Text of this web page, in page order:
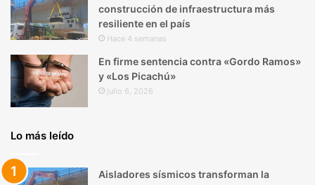
construcción de infraestructura más
resiliente en el país
Hace 4 semanas
En firme sentencia contra «Gordo Ramos»
y «Los Picachú»
julio 6, 2026
Lo más leído
Aisladores sísmicos transforman la